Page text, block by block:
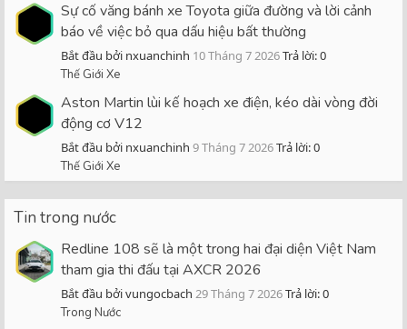
Sự cố văng bánh xe Toyota giữa đường và lời cảnh
báo về việc bỏ qua dấu hiệu bất thường
Bắt đầu bởi nxuanchinh 10 Tháng 7 2026Trả lời: 0
Thế Giới Xe
Aston Martin lùi kế hoạch xe điện, kéo dài vòng đời
động cơ V12
Bắt đầu bởi nxuanchinh 9 Tháng 7 2026Trả lời: 0
Thế Giới Xe
Tin trong nước
Redline 108 sẽ là một trong hai đại diện Việt Nam
tham gia thi đấu tại AXCR 2026
Bắt đầu bởi vungocbach 29 Tháng 7 2026Trả lời: 0
Trong Nước